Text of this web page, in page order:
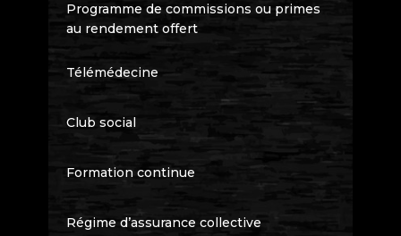
Programme de commissions ou primes
au rendement offert
Télémédecine
Club social
Formation continue
Régime d’assurance collective